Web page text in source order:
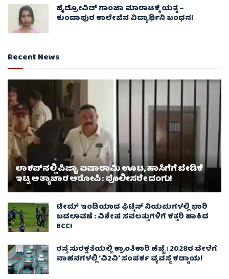
ಹೈಡ್ರೋವಿಡ್ ಗಾಂಜಾ ಮಾರಾಟಕ್ಕೆ ಯತ್ನ –
ಕುಂದಾಪುರ ಕಾಲೇಜಿನ ವಿದ್ಯಾರ್ಥಿನಿ ಬಂಧನ!
Recent News
ಲಾಕಪ್‌ನಲ್ಲಿ ಪಿಜ್ಜಾ, ಐಷಾರಾಮಿ ಊಟ, ಹಾಸಿಗೆಗೆ ಬೇಡಿಕೆ
ಇಟ್ಟ ಅತ್ಯಾಚಾರ ಆರೋಪಿ : ಪೊಲೀಸರೇ ದಂಗು!
ಟೀಮ್ ಇಂಡಿಯಾದ ಫಿಟ್ನೆಸ್ ನಿಯಮಗಳಲ್ಲಿ ಭಾರಿ
ಬದಲಾವಣೆ : ವಿಶೇಷ ಸವಲತ್ತುಗಳಿಗೆ ಕತ್ತರಿ ಹಾಕಿದ
BCCI
ರಸ್ತೆ ಸುರಕ್ಷತೆಯಲ್ಲಿ ಕ್ರಾಂತಿಕಾರಿ ಹೆಜ್ಜೆ : 2028ರ ವೇಳೆಗೆ
ವಾಹನಗಳಲ್ಲಿ ‘ವಿ2ವಿ’ ಸಂಪರ್ಕ ವ್ಯವಸ್ಥೆ ಕಡ್ಡಾಯ!